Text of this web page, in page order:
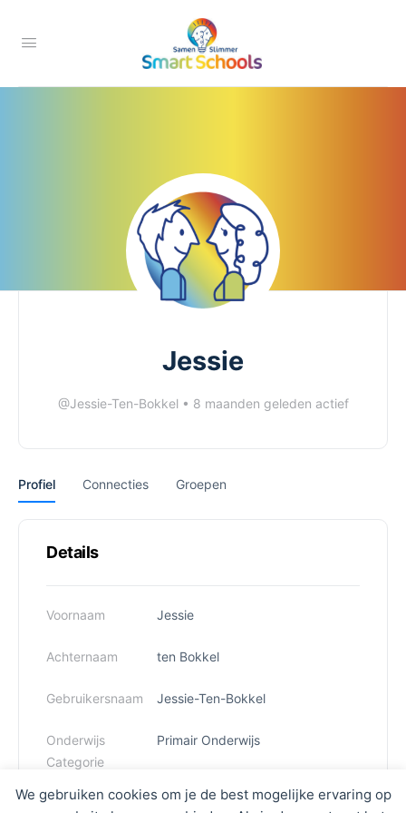
We gebruiken cookies om je de best mogelijke ervaring op
Jessie
@Jessie-Ten-Bokkel • 8 maanden geleden actief
Profiel Connecties Groepen
Details
Voornaam Jessie
Achternaam ten Bokkel
Gebruikersnaam Jessie-Ten-Bokkel
Onderwijs
Categorie
Primair Onderwijs
Functie Overig